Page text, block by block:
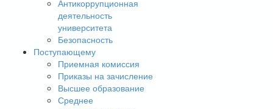
Антикоррупционная
деятельность
университета
Безопасность
Поступающему
Приемная комиссия
Приказы на зачисление
Высшее образование
Среднее